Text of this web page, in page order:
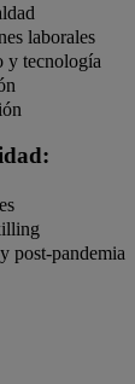
laborales
y tecnología
post-pandemia